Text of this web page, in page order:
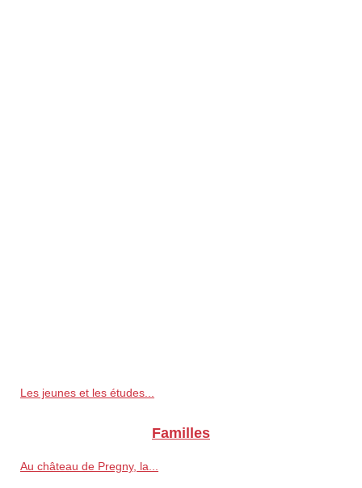
Les jeunes et les études...
Familles
Au château de Pregny, la...